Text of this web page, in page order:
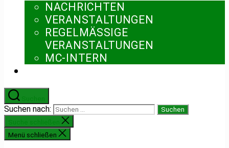
NACHRICHTEN
VERANSTALTUNGEN
REGELMÄSSIGE V
ERANSTALTUNGEN
MC-INTERN
Suchen nach:
Menü schließen